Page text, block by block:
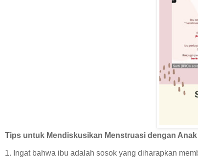
Tips untuk Mendiskusikan Menstruasi dengan Anak
1. Ingat bahwa ibu adalah sosok yang diharapkan